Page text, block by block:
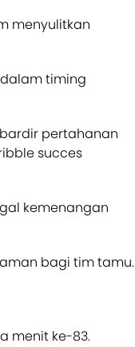
menyulitkan
timing
pertahanan
succes
kemenangan
bagi tim tamu.
menit ke-83.